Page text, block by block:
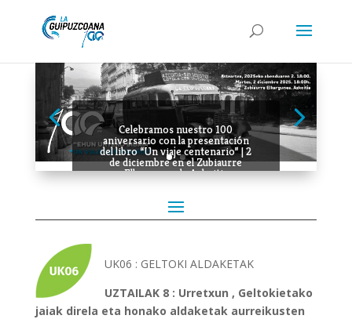
Celebramos nuestro 100
aniversario con la presentación
del libro “Un viaje centenario” | 2
de diciembre en el Zubiaurre
Elkargunea de Azkoitia
UK06 : GELTOKI ALDAKETAK
UZTAILAK 8 : Urretxun , Geltokietako
jaiak direla eta honako aldaketak aurreikusten